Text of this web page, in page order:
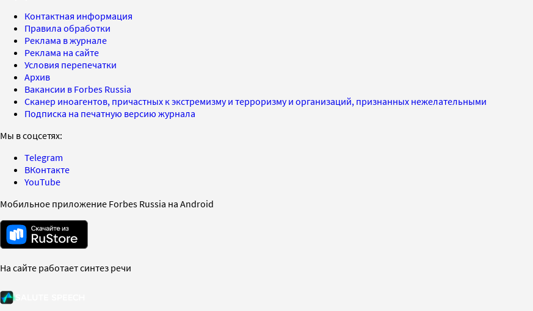
Контактная информация
Правила обработки
Реклама в журнале
Реклама на сайте
Условия перепечатки
Архив
Вакансии в Forbes Russia
Сканер иноагентов, причастных к экстремизму и терроризму и организаций, признанных нежелательными
Подписка на печатную версию журнала
Мы в соцсетях:
Telegram
ВКонтакте
YouTube
Мобильное приложение Forbes Russia на Android
На сайте работает синтез речи